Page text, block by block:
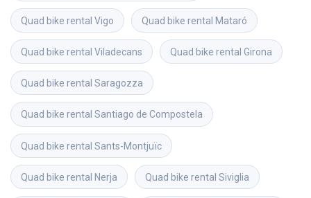
Quad bike rental Vigo Quad bike rental Mataró
Quad bike rental Viladecans Quad bike rental Girona
Quad bike rental Saragozza
Quad bike rental Santiago de Compostela
Quad bike rental Sants-Montjuïc
Quad bike rental Nerja Quad bike rental Siviglia